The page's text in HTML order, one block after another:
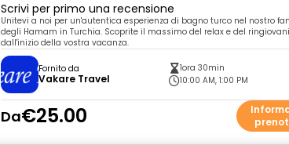
Scrivi per primo una recensione
Unitevi a noi per un'autentica esperienza di bagno turco nel nostro
degli Hamam in Turchia. Scoprite il massimo del relax e del
dall'inizio della vostra vacanza.
Fornito da
Vakare Travel
1ora 30min
10:00 AM, 1:00 PM
Da€25.00